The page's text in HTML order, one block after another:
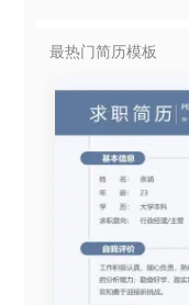
最热门简历模板